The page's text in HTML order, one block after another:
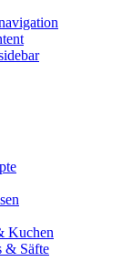
Kuchen
& Säfte